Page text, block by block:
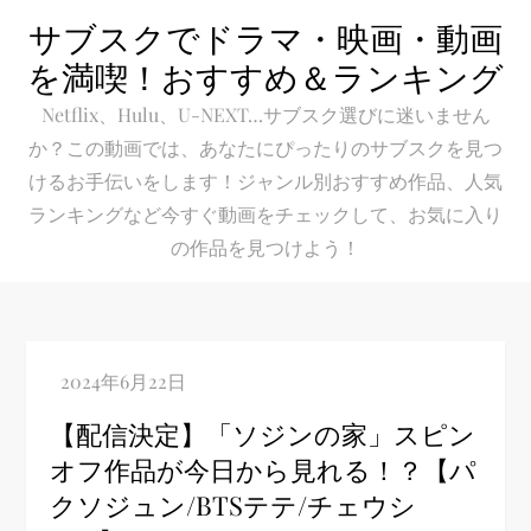
content
サブスクでドラマ・映画・動画
を満喫！おすすめ＆ランキング
Netflix、Hulu、U-NEXT…サブスク選びに迷いません
か？この動画では、あなたにぴったりのサブスクを見つ
けるお手伝いをします！ジャンル別おすすめ作品、人気
ランキングなど今すぐ動画をチェックして、お気に入り
の作品を見つけよう！
【配信決定】「ソジンの家」スピン
オフ作品が今日から見れる！？【パ
クソジュン/BTSテテ/チェウシ